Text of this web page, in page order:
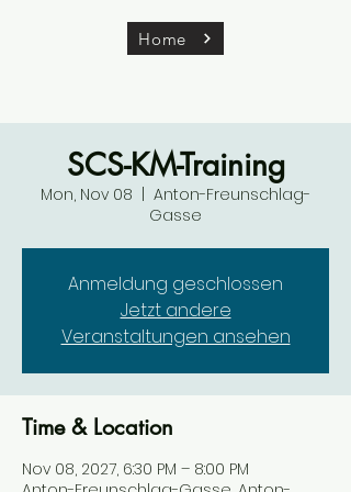
Home
SCS-KM-Training
Mon, Nov 08
Anton-Freunschlag-
Gasse
Anmeldung geschlossen
Jetzt andere
Veranstaltungen ansehen
Time & Location
Nov 08, 2027, 6:30 PM – 8:00 PM